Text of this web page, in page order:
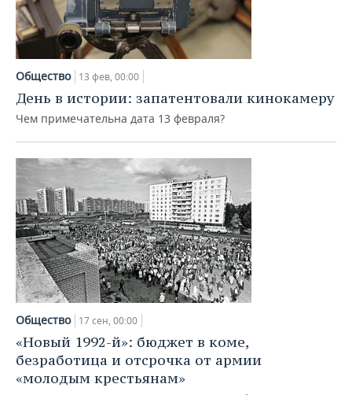
Общество 13 фев, 00:00
День в истории: запатентовали кинокамеру
Чем примечательна дата 13 февраля?
Общество 17 сен, 00:00
«Новый 1992-й»: бюджет в коме,
безработица и отсрочка от армии
«молодым крестьянам»